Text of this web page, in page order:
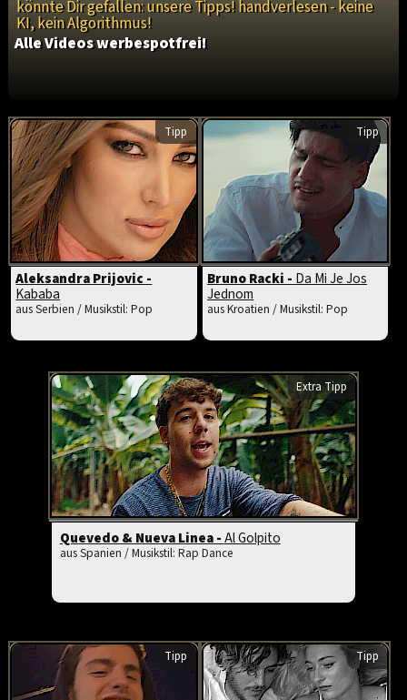
könnte Dir gefallen: unsere Tipps! handverlesen - keine
KI, kein Algorithmus!
Alle Videos werbespotfrei!
Tipp
Aleksandra Prijovic -
Kababa
aus Serbien / Musikstil: Pop
Tipp
Bruno Racki - Da Mi Je Jos
Jednom
aus Kroatien / Musikstil: Pop
Extra Tipp
Quevedo & Nueva Linea -Al Golpito
aus Spanien / Musikstil: Rap Dance
Tipp Tipp